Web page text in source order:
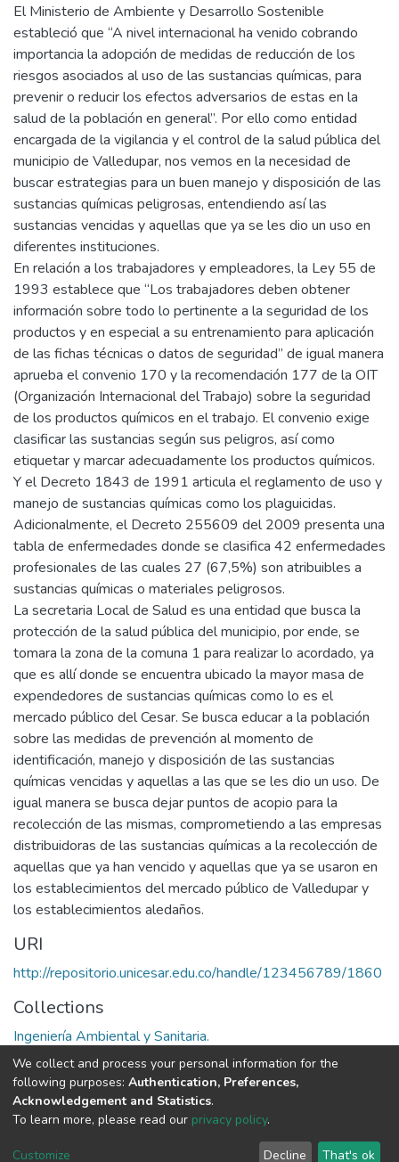
El Ministerio de Ambiente y Desarrollo Sostenible
estableció que “A nivel internacional ha venido cobrando
importancia la adopción de medidas de reducción de los
riesgos asociados al uso de las sustancias químicas, para
prevenir o reducir los efectos adversarios de estas en la
salud de la población en general”. Por ello como entidad
encargada de la vigilancia y el control de la salud pública del
municipio de Valledupar, nos vemos en la necesidad de
buscar estrategias para un buen manejo y disposición de las
sustancias químicas peligrosas, entendiendo así las
sustancias vencidas y aquellas que ya se les dio un uso en
diferentes instituciones.
En relación a los trabajadores y empleadores, la Ley 55 de
1993 establece que “Los trabajadores deben obtener
información sobre todo lo pertinente a la seguridad de los
productos y en especial a su entrenamiento para aplicación
de las fichas técnicas o datos de seguridad” de igual manera
aprueba el convenio 170 y la recomendación 177 de la OIT
(Organización Internacional del Trabajo) sobre la seguridad
de los productos químicos en el trabajo. El convenio exige
clasificar las sustancias según sus peligros, así como
etiquetar y marcar adecuadamente los productos químicos.
Y el Decreto 1843 de 1991 articula el reglamento de uso y
manejo de sustancias químicas como los plaguicidas.
Adicionalmente, el Decreto 255609 del 2009 presenta una
tabla de enfermedades donde se clasifica 42 enfermedades
profesionales de las cuales 27 (67,5%) son atribuibles a
sustancias químicas o materiales peligrosos.
La secretaria Local de Salud es una entidad que busca la
protección de la salud pública del municipio, por ende, se
tomara la zona de la comuna 1 para realizar lo acordado, ya
que es allí donde se encuentra ubicado la mayor masa de
expendedores de sustancias químicas como lo es el
mercado público del Cesar. Se busca educar a la población
sobre las medidas de prevención al momento de
identificación, manejo y disposición de las sustancias
químicas vencidas y aquellas a las que se les dio un uso. De
igual manera se busca dejar puntos de acopio para la
recolección de las mismas, comprometiendo a las empresas
distribuidoras de las sustancias químicas a la recolección de
aquellas que ya han vencido y aquellas que ya se usaron en
los establecimientos del mercado público de Valledupar y
los establecimientos aledaños.
URI
http://repositorio.unicesar.edu.co/handle/123456789/1860
Collections
Ingeniería Ambiental y Sanitaria.
Full item page
DSpace software copyright © 2002-2026
Cookie
End User
Send
We collect and process your personal information for the
following purposes: Authentication, Preferences,
Acknowledgement and Statistics.
To learn more, please read our privacy policy.
Customize Decline That's ok